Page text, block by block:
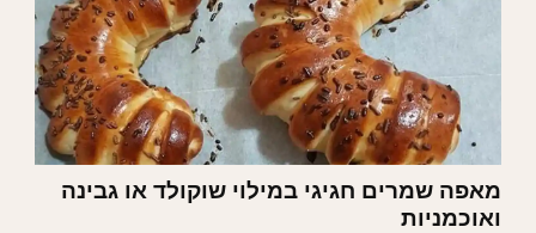
מאפה שמרים חגיגי במילוי שוקולד או גבינה
ואוכמניות